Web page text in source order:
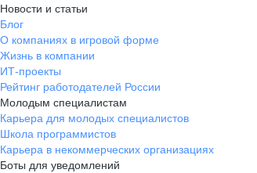
Новости и статьи
Блог
О компаниях в игровой форме
Жизнь в компании
ИТ-проекты
Рейтинг работодателей России
Молодым специалистам
Карьера для молодых специалистов
Школа программистов
Карьера в некоммерческих организациях
Боты для уведомлений